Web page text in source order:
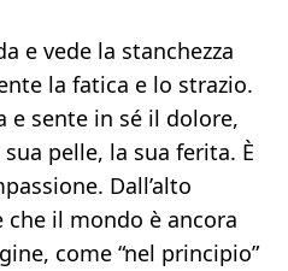
e vede la stanchezza
la fatica e lo strazio.
e sente in sé il dolore,
pelle, la sua ferita. È
Dall’alto
che il mondo è ancora
come “nel principio”